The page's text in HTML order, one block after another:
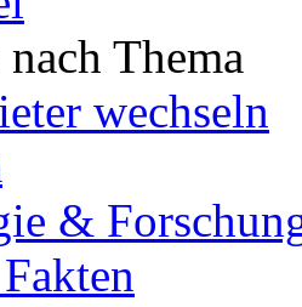
Thema
wechseln
&